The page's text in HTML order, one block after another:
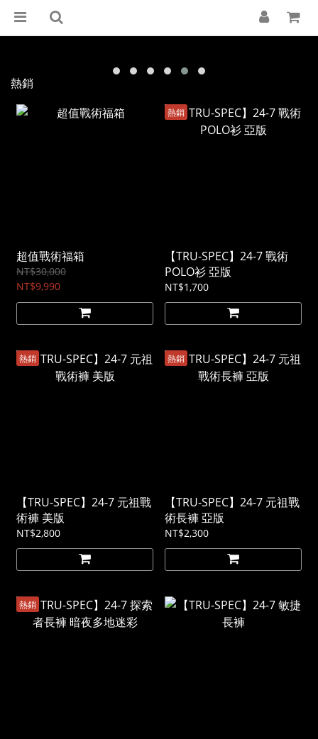
熱銷
超值戰術福箱
NT$30,000
NT$9,990
熱銷
【TRU-SPEC】24-7 戰術
POLO衫 亞版
NT$1,700
熱銷
【TRU-SPEC】24-7 元祖戰
術褲 美版
NT$2,800
熱銷
【TRU-SPEC】24-7 元祖戰
術長褲 亞版
NT$2,300
熱銷